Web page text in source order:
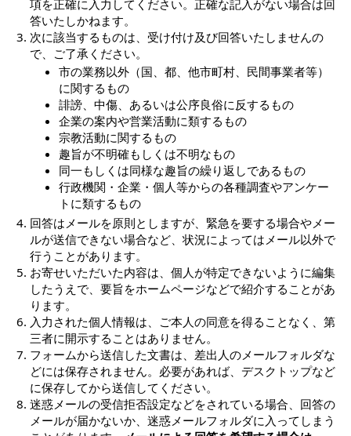
項を正確に入力してください。正確な記入がない場合は回
答いたしかねます。
次に該当するものは、受け付け及び回答いたしませんの
で、ご了承ください。
市の業務以外（国、都、他市町村、民間事業者等）
に関するもの
誹謗、中傷、あるいは公序良俗に反するもの
企業の案内や営業活動に類するもの
宗教活動に関するもの
趣旨が不明確もしくは不明なもの
同一もしくは同様な趣旨の繰り返しであるもの
行政機関・企業・個人等からの各種調査やアンケー
トに類するもの
回答はメールを原則としますが、緊急を要する場合やメー
ルが送信できない場合など、状況によってはメール以外で
行うことがあります。
お寄せいただいた内容は、個人が特定できないように編集
したうえで、要旨をホームページなどで紹介することがあ
ります。
入力された個人情報は、ご本人の同意を得ることなく、第
三者に開示することはありません。
フォームから送信した文書は、差出人のメールフォルダな
どには保存されません。必要があれば、デスクトップなど
に保存してから送信してください。
迷惑メールの受信拒否設定などをされている場合、回答の
メールが届かないか、迷惑メールフォルダに入ってしまう